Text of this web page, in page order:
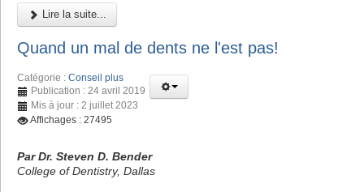
Lire la suite...
Quand un mal de dents ne l'est pas!
Catégorie : Conseil plus
Publication : 24 avril 2019
Mis à jour : 2 juillet 2023
Affichages : 27495
Par Dr. Steven D. Bender
College of Dentistry, Dallas